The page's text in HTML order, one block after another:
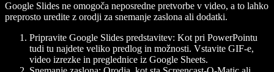
Google Slides ne omogoča neposredne pretvorbe v video, a to lahko
preprosto uredite z orodji za snemanje zaslona ali dodatki.
Pripravite Google Slides predstavitev: Kot pri PowerPointu
tudi tu najdete veliko predlog in možnosti. Vstavite GIF-e,
video izrezke in preglednice iz Google Sheets.